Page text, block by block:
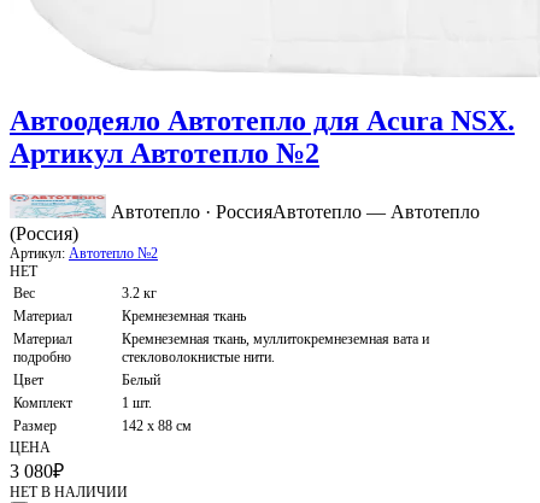
Автоодеяло Автотепло для Acura NSX.
Артикул Автотепло №2
Автотепло · РоссияАвтотепло — Автотепло
(Россия)
Артикул: Автотепло №2
НЕТ
Вес
3.2 кг
Материал
Кремнеземная ткань
Материал
подробно
Кремнеземная ткань, муллитокремнеземная вата и
стекловолокнистые нити.
Цвет
Белый
Комплект
1 шт.
Размер
142 х 88 см
ЦЕНА
3 080₽
НЕТ В НАЛИЧИИ